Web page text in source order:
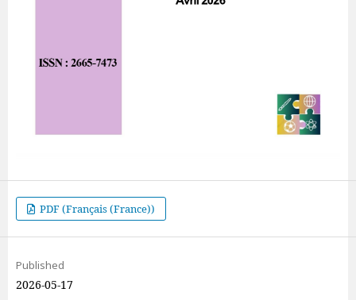
PDF (Français (France))
Published
2026-05-17